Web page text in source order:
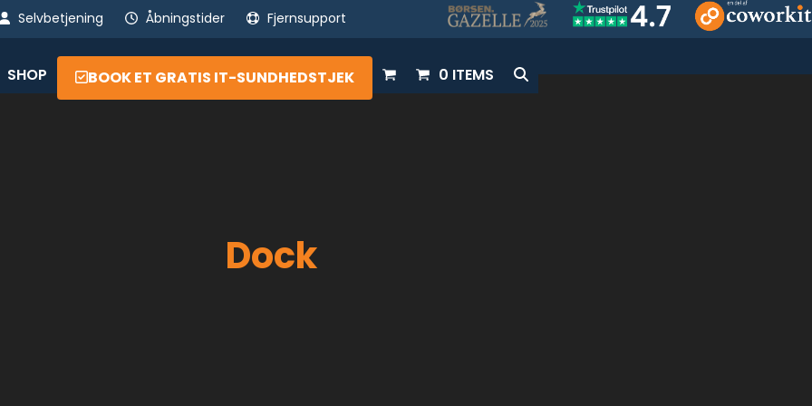
Selvbetjening Åbningstider Fjernsupport
SHOP BOOK ET GRATIS IT-SUNDHEDSTJEK 0 ITEMS
Dock